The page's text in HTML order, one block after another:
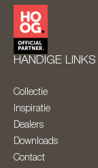
HANDIGE LINKS
Collectie
Inspiratie
Dealers
Downloads
Contact